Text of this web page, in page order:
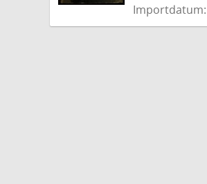
Importdatum: